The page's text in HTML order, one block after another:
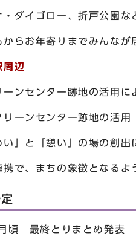
ダイゴロー、折戸公園な
お年寄りまでみんなが
辺
ンセンター跡地の活用に
ーンセンター跡地の活用
」と「憩い」の場の創出
、まちの象徴となるよ
頃 最終とりまとめ発表